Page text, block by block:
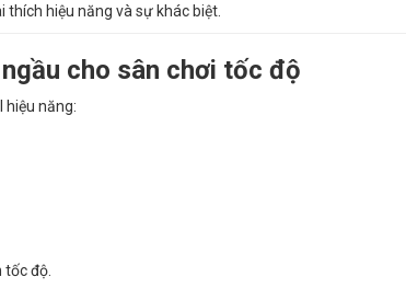
hiệu năng và sự khác biệt.
cho sân chơi tốc độ
hiệu năng:
tốc độ.